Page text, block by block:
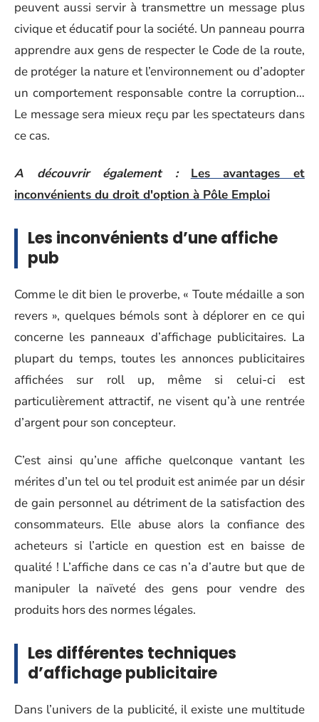
peuvent aussi servir à transmettre un message plus
civique et éducatif pour la société. Un panneau pourra
apprendre aux gens de respecter le Code de la route,
de protéger la nature et l’environnement ou d’adopter
un comportement responsable contre la corruption…
Le message sera mieux reçu par les spectateurs dans
ce cas.
A découvrir également :
Les avantages et
inconvénients du droit d'option à Pôle Emploi
Les inconvénients d’une affiche
pub
Comme le dit bien le proverbe, « Toute médaille a son
revers », quelques bémols sont à déplorer en ce qui
concerne les panneaux d’affichage publicitaires. La
plupart du temps, toutes les annonces publicitaires
affichées sur roll up, même si celui-ci est
particulièrement attractif, ne visent qu’à une rentrée
d’argent pour son concepteur.
C’est ainsi qu’une affiche quelconque vantant les
mérites d’un tel ou tel produit est animée par un désir
de gain personnel au détriment de la satisfaction des
consommateurs. Elle abuse alors la confiance des
acheteurs si l’article en question est en baisse de
qualité ! L’affiche dans ce cas n’a d’autre but que de
manipuler la naïveté des gens pour vendre des
produits hors des normes légales.
Les différentes techniques
d’affichage publicitaire
Dans l’univers de la publicité, il existe une multitude